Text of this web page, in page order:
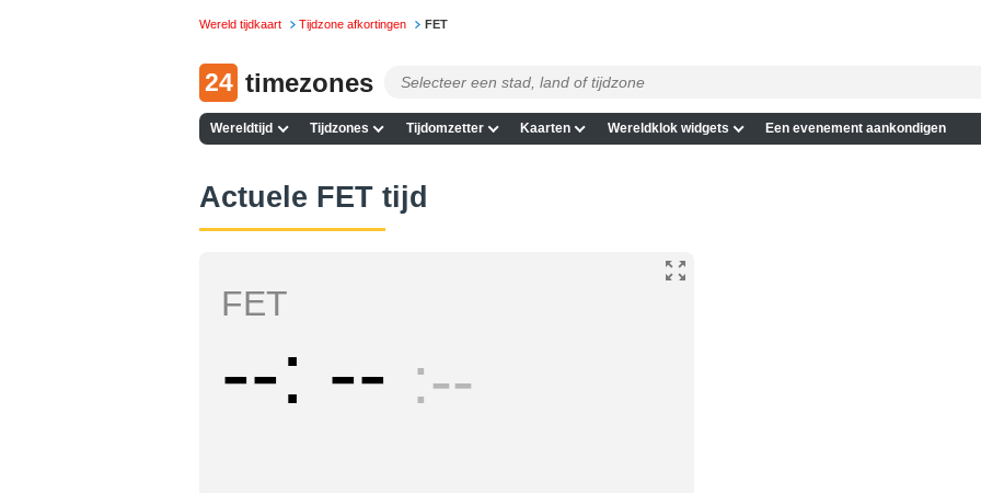
Wereld tijdkaart Tijdzone afkortingen FET
24 timezones
Wereldtijd Tijdzones Tijdomzetter Kaarten Wereldklok widgets Een evenement aankondigen
Actuele FET tijd
FET
-- -- --